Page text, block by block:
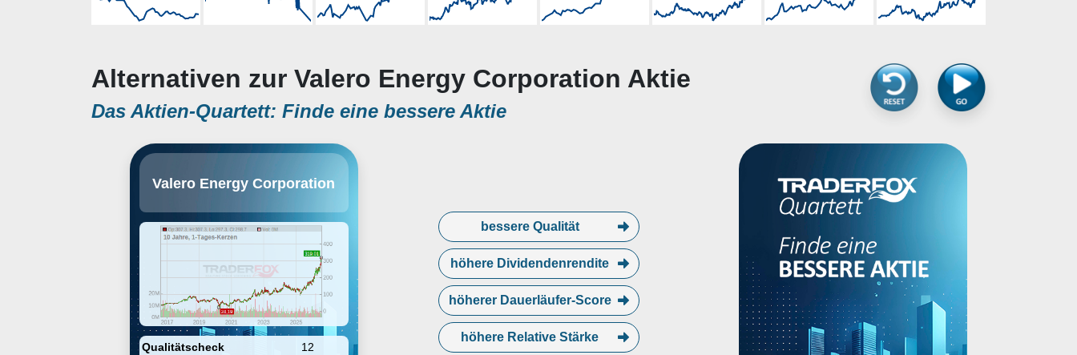
Alternativen zur Valero Energy Corporation Aktie
Das Aktien-Quartett: Finde eine bessere Aktie
Valero Energy Corporation
Qualitätscheck
12
unabhängige Refiner in den USA.
Großbritannien betreibt er 14
Raffinerien mit einer
Gesamtkapazität von 3,1 Mio.
Barrel pro Tag. Valero produziert
auch 4,9 Mrd. Liter Ethanol pro
Jahr und hält 68% der Anteile,
einschließlich der
Komplementäranteile, an Valero
Energy Partners.
bessere Qualität
höhere Dividendenrendite
höherer Dauerläufer-Score
höhere Relative Stärke